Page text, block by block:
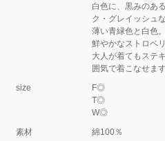
白色に、黒みのあ
ク・グレイッシュ
薄い青緑色と白色。
鮮やかなストロベ
大人が着てもステ
囲気で着こなせま
size
F◎
T◎
W◎
素材
綿100％